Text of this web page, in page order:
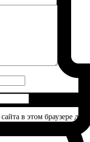
в этом браузере для